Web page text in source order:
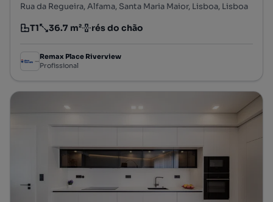
Rua da Regueira, Alfama, Santa Maria Maior, Lisboa, Lisboa
Tipologia
T1
Preço por metro quadrado
36.7 m²
Andar rés do chão
Remax Place Riverview
Profissional